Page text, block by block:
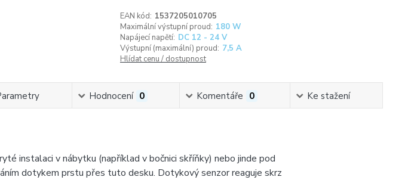
EAN kód: 1537205010705
Maximální výstupní proud: 180 W
Napájecí napětí: DC 12 - 24 V
Výstupní (maximální) proud: 7,5 A
Hlídat cenu / dostupnost
Hodnocení 0 Komentáře 0 Ke stažení
instalaci v nábytku (například v bočnici skříňky) nebo jinde pod
dotykem prstu přes tuto desku. Dotykový senzor reaguje skrz